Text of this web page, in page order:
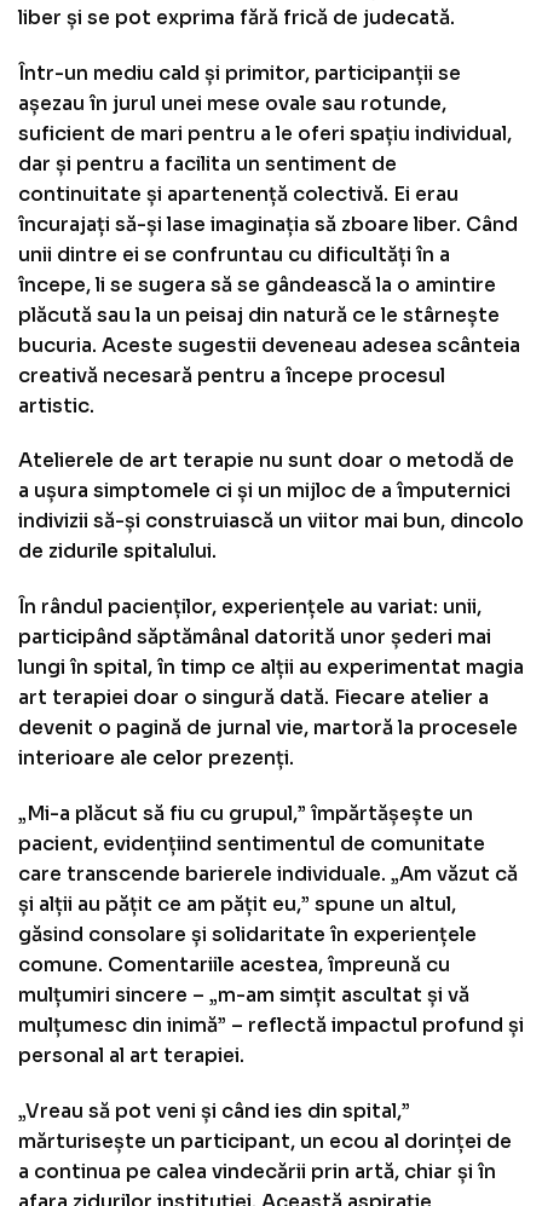
liber și se pot exprima fără frică de judecată.
Într-un mediu cald și primitor, participanții se
așezau în jurul unei mese ovale sau rotunde,
suficient de mari pentru a le oferi spațiu individual,
dar și pentru a facilita un sentiment de
continuitate și apartenență colectivă. Ei erau
încurajați să-și lase imaginația să zboare liber. Când
unii dintre ei se confruntau cu dificultăți în a
începe, li se sugera să se gândească la o amintire
plăcută sau la un peisaj din natură ce le stârnește
bucuria. Aceste sugestii deveneau adesea scânteia
creativă necesară pentru a începe procesul
artistic.
Atelierele de art terapie nu sunt doar o metodă de
a ușura simptomele ci și un mijloc de a împuternici
indivizii să-și construiască un viitor mai bun, dincolo
de zidurile spitalului.
În rândul pacienților, experiențele au variat: unii,
participând săptămânal datorită unor șederi mai
lungi în spital, în timp ce alții au experimentat magia
art terapiei doar o singură dată. Fiecare atelier a
devenit o pagină de jurnal vie, martoră la procesele
interioare ale celor prezenți.
„Mi-a plăcut să fiu cu grupul,” împărtășește un
pacient, evidențiind sentimentul de comunitate
care transcende barierele individuale. „Am văzut că
și alții au pățit ce am pățit eu,” spune un altul,
găsind consolare și solidaritate în experiențele
comune. Comentariile acestea, împreună cu
mulțumiri sincere – „m-am simțit ascultat și vă
mulțumesc din inimă” – reflectă impactul profund și
personal al art terapiei.
„Vreau să pot veni și când ies din spital,”
mărturisește un participant, un ecou al dorinței de
a continua pe calea vindecării prin artă, chiar și în